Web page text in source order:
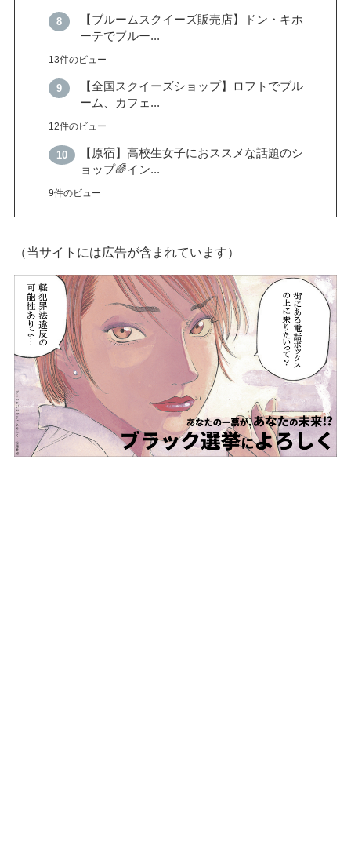
【ブルームスクイーズ販売店】ドン・キホ
ーテでブルー...
13件のビュー
【全国スクイーズショップ】ロフトでブル
ーム、カフェ...
12件のビュー
【原宿】高校生女子におススメな話題のシ
ョップ🌈イン...
9件のビュー
（当サイトには広告が含まれています）